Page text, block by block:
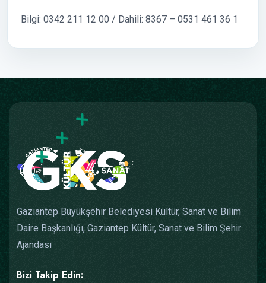
Bilgi: 0342 211 12 00 / Dahili: 8367 – 0531 461 36 1
Gaziantep Büyükşehir Belediyesi Kültür, Sanat ve Bilim
Daire Başkanlığı, Gaziantep Kültür, Sanat ve Bilim Şehir
Ajandası
Bizi Takip Edin: